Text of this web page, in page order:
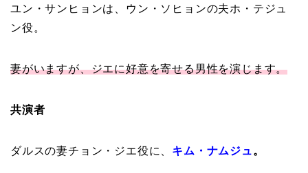
ユン・サンヒョンは、ウン・ソヒョンの夫ホ・テジュ
ン役。
妻がいますが、ジエに好意を寄せる男性を演じます。
共演者
ダルスの妻チョン・ジエ役に、 キム・ナムジュ。